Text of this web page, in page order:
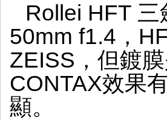
HFT
50mm
皇
之
劍
Rollei HFT
50mm f1.4，
ZEISS，但鍍膜
CONTAX效果
顯。